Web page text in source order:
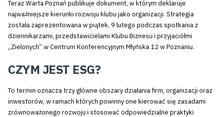
Teraz Warta Poznań publikuje dokument, w którym deklaruje
najważniejsze kierunki rozwoju klubu jako organizacji. Strategia
została zaprezentowana w piątek, 9 lutego podczas spotkania z
dziennikarzami, przedstawicielami Klubu Biznesu i przyjaciółmi
„Zielonych” w Centrum Konferencyjnym Młyńska 12 w Poznaniu.
CZYM JEST ESG?
To termin oznacza trzy główne obszary działania firm, organizacji oraz
inwestorów, w ramach których powinny one kierować się zasadami
zrównoważonego rozwoju i stosować odpowiedzialne praktyki